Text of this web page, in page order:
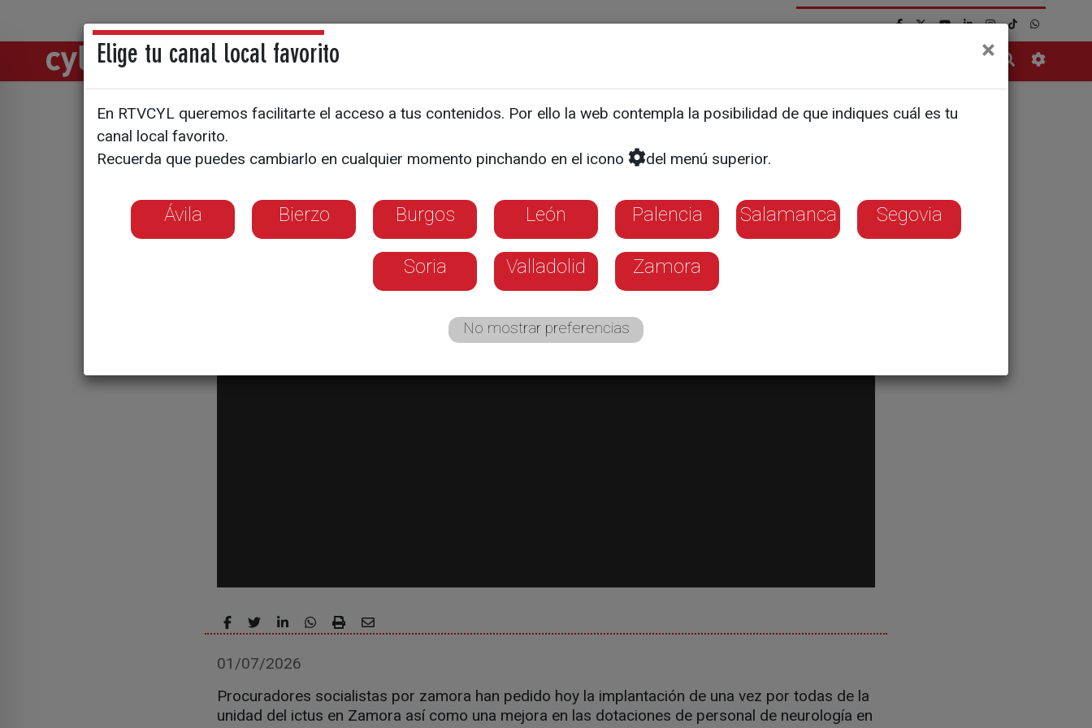
Directos Noticias
El PSOE pide la unidad del ictus y mejoras en
neurología
01/07/2026
Procuradores socialistas por zamora han pedido hoy la implantación de una vez por todas de la
unidad del ictus en Zamora así como una mejora en las dotaciones de personal de neurología en
Elige tu canal local favorito ×
En RTVCYL queremos facilitarte el acceso a tus contenidos. Por ello la web contempla la posibilidad de que indiques cuál es tu
canal local favorito.
Recuerda que puedes cambiarlo en cualquier momento pinchando en el icono
del menú superior.
Ávila Bierzo Burgos León Palencia Salamanca Segovia
Soria Valladolid Zamora
No mostrar preferencias